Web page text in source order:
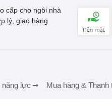
cấp cho ngôi nhà
lý, giao hàng
lực Mua hàng & Thanh